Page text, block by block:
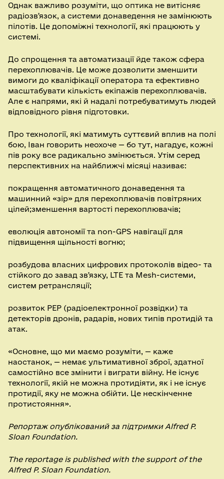
Однак важливо розуміти, що оптика не витісняє
радіозвʼязок, а системи донаведення не замінюють
пілотів. Це допоміжні технології, які працюють у
системі.
До спрощення та автоматизації йде також сфера
перехоплювачів. Це може дозволити зменшити
вимоги до кваліфікації оператора та ефективно
масштабувати кількість екіпажів перехоплювачів.
Але є напрями, які й надалі потребуватимуть людей
відповідного рівня підготовки.
Про технології, які матимуть суттєвий вплив на полі
бою, Іван говорить неохоче — бо тут, нагадує, кожні
пів року все радикально змінюється. Утім серед
перспективних на найближчі місяці називає:
покращення автоматичного донаведення та
машинний «зір» для перехоплювачів повітряних
цілей;зменшення вартості перехоплювачів;
еволюція автономії та non-GPS навігації для
підвищення щільності вогню;
розбудова власних цифрових протоколів відео- та
стійкого до завад звʼязку, LTE та Mesh-системи,
систем ретрансляції;
розвиток РЕР (радіоелектронної розвідки) та
детекторів дронів, радарів, нових типів протидій та
атак.
«Основне, що ми маємо розуміти, — каже
наостанок, — немає ультимативної зброї, здатної
самостійно все змінити і виграти війну. Не існує
технології, якій не можна протидіяти, як і не існує
протидії, яку не можна обійти. Це нескінченне
протистояння».
Репортаж опублікований за підтримки Alfred P.
Sloan Foundation.
The reportage is published with the support of the
Alfred P. Sloan Foundation.